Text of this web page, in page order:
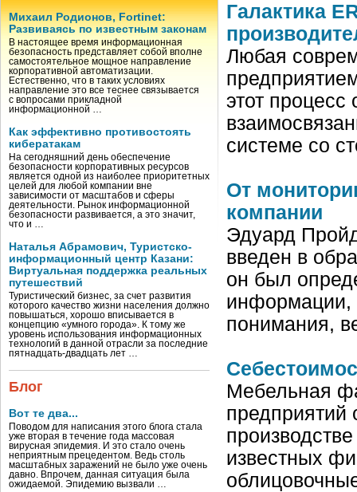
Михаил Родионов, Fortinet:
Развиваясь по известным законам
В настоящее время информационная
безопасность представляет собой вполне
самостоятельное мощное направление
корпоративной автоматизации.
Естественно, что в таких условиях
направление это все теснее связывается
с вопросами прикладной
информационной …
Как эффективно противостоять
кибератакам
На сегодняшний день обеспечение
безопасности корпоративных ресурсов
является одной из наиболее приоритетных
целей для любой компании вне
зависимости от масштабов и сферы
деятельности. Рынок информационной
безопасности развивается, а это значит,
что и …
Наталья Абрамович, Туристско-
информационный центр Казани:
Виртуальная поддержка реальных
путешествий
Туристический бизнес, за счет развития
которого качество жизни населения должно
повышаться, хорошо вписывается в
концепцию «умного города». К тому же
уровень использования информационных
технологий в данной отрасли за последние
пятнадцать-двадцать лет …
Блог
Вот те два...
Поводом для написания этого блога стала
уже вторая в течение года массовая
вирусная эпидемия. И это стало очень
неприятным прецедентом. Ведь столь
масштабных заражений не было уже очень
давно. Впрочем, данная ситуация была
ожидаемой. Эпидемию вызвали …
Галактика
Любая
этот
системе со
От
компании
Эдуард
введен в
он был
информации,
понимания,
Мебельная
известных